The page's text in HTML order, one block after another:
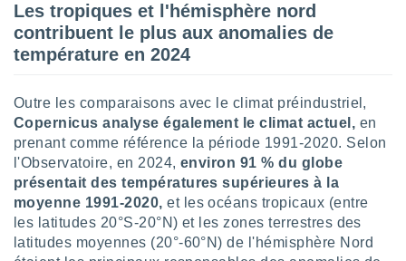
nos
le
ou
des
sur
limitées
Les tropiques et l'hémisphère nord
contribuent le plus aux anomalies de
température en 2024
Outre les comparaisons avec le climat préindustriel,
Copernicus analyse également le climat actuel, en
prenant comme référence la période 1991-2020. Selon
l'Observatoire, en 2024, environ 91 % du globe
présentait des températures supérieures à la
moyenne 1991-2020,et les océans tropicaux (entre
les latitudes 20°S-20°N) et les zones terrestres des
latitudes moyennes (20°-60°N) de l'hémisphère Nord